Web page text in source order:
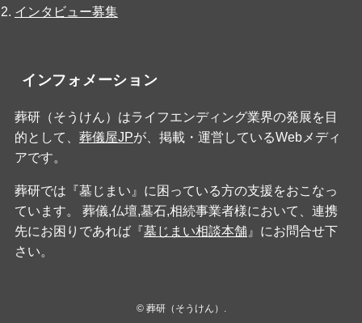
インタビュー募集
インフォメーション
葬研（そうけん）はライフエンディング業界の発展を目
的として、 葬儀屋JPが、掲載・運営しているWebメディ
アです。
葬研では『墓じまい』に困っている方の支援をおこなっ
ています。 葬儀,仏壇,墓石,相続事業者様において、連携
先にお困りであれば『墓じまい相談本舗』にお問合せ下
さい。
©葬研（そうけん）.